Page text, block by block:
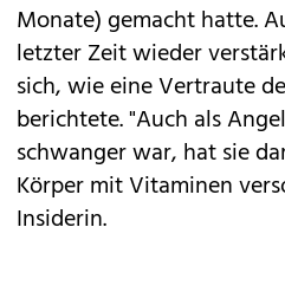
Monate) gemacht hatte.
letzter Zeit wieder
sich, wie eine Vertraute
berichtete. "Auch als
schwanger war, hat sie
Körper mit Vitaminen
Insiderin.